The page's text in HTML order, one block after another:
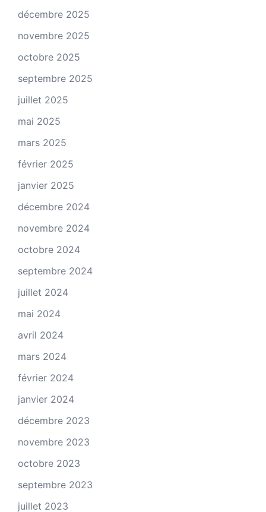
décembre 2025
novembre 2025
octobre 2025
septembre 2025
juillet 2025
mai 2025
mars 2025
février 2025
janvier 2025
décembre 2024
novembre 2024
octobre 2024
septembre 2024
juillet 2024
mai 2024
avril 2024
mars 2024
février 2024
janvier 2024
décembre 2023
novembre 2023
octobre 2023
septembre 2023
juillet 2023